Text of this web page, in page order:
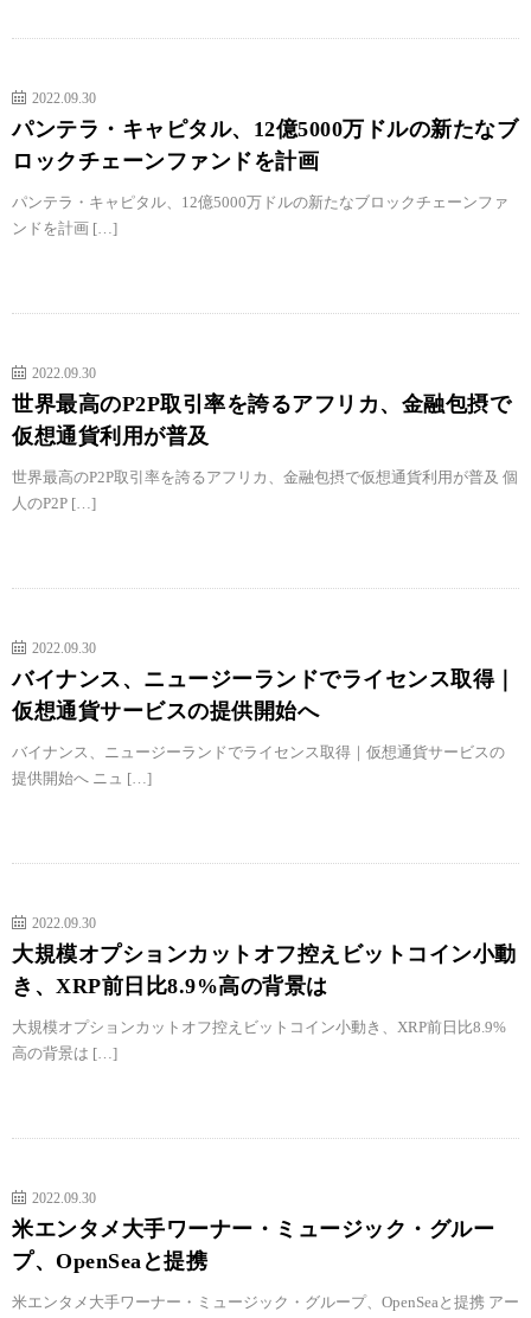
2022.09.30
パンテラ・キャピタル、12億5000万ドルの新たなブ
ロックチェーンファンドを計画
パンテラ・キャピタル、12億5000万ドルの新たなブロックチェーンファ
ンドを計画 […]
2022.09.30
世界最高のP2P取引率を誇るアフリカ、金融包摂で
仮想通貨利用が普及
世界最高のP2P取引率を誇るアフリカ、金融包摂で仮想通貨利用が普及 個
人のP2P […]
2022.09.30
バイナンス、ニュージーランドでライセンス取得｜
仮想通貨サービスの提供開始へ
バイナンス、ニュージーランドでライセンス取得｜仮想通貨サービスの
提供開始へ ニュ […]
2022.09.30
大規模オプションカットオフ控えビットコイン小動
き、XRP前日比8.9%高の背景は
大規模オプションカットオフ控えビットコイン小動き、XRP前日比8.9%
高の背景は […]
2022.09.30
米エンタメ大手ワーナー・ミュージック・グルー
プ、OpenSeaと提携
米エンタメ大手ワーナー・ミュージック・グループ、OpenSeaと提携 アー